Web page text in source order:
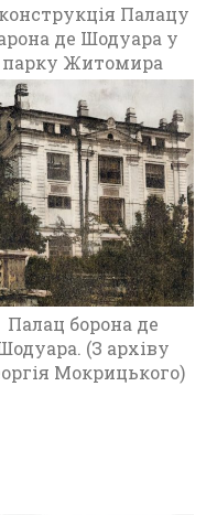
Палацу
де Шодуара у
парку Житомира
Палац борона де
(З архіву
Мокрицького)